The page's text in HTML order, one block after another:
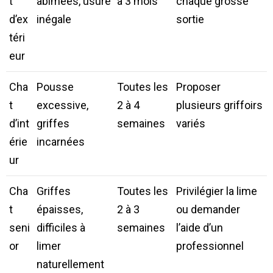
d’ex
téri
eur
inégale
sortie
Cha
t
d’int
érie
ur
Pousse
excessive,
griffes
incarnées
Toutes les
2 à 4
semaines
Proposer
plusieurs griffoirs
variés
Cha
t
seni
or
Griffes
épaisses,
difficiles à
limer
naturellement
Toutes les
2 à 3
semaines
Privilégier la lime
ou demander
l’aide d’un
professionnel